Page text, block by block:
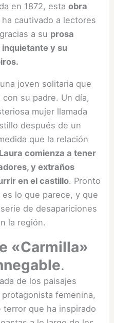
en 1872, estaobra
ha cautivado a lectores
a su prosa
y su
joven solitaria que
su padre. Un día,
mujer llamada
después de un
que la relación
Laura comienza a tener
y extraños
en el castillo. Pronto
lo que parece, y que
de desapariciones
la región.
«Carmilla»
.
de los paisajes
femenina,
terror que ha inspirado